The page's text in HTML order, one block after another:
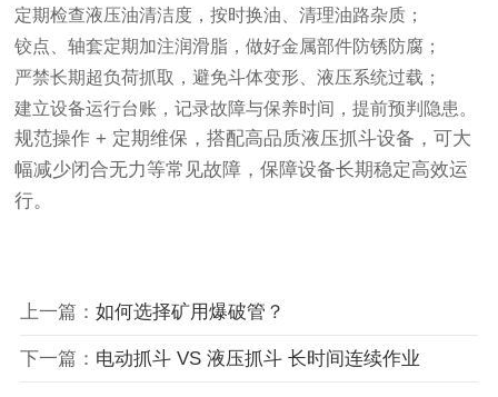
定期检查液压油清洁度，按时换油、清理油路杂质；
铰点、轴套定期加注润滑脂，做好金属部件防锈防腐；
严禁长期超负荷抓取，避免斗体变形、液压系统过载；
建立设备运行台账，记录故障与保养时间，提前预判隐患。
规范操作 + 定期维保，搭配高品质液压抓斗设备，可大
幅减少闭合无力等常见故障，保障设备长期稳定高效运
行。
上一篇： 如何选择矿用爆破管？
下一篇： 电动抓斗 VS 液压抓斗 长时间连续作业